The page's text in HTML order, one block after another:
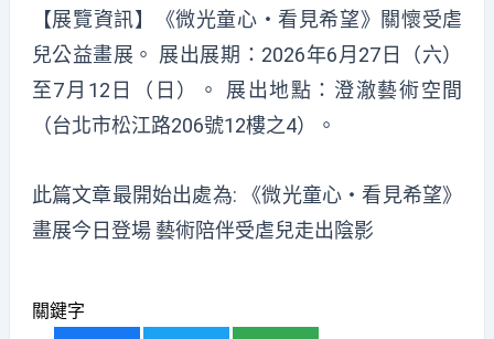
【展覽資訊】《微光童心・看見希望》關懷受虐
兒公益畫展。 展出展期：2026年6月27日（六）
至7月12日（日）。 展出地點：澄澈藝術空間
（台北市松江路206號12樓之4）。
此篇文章最開始出處為:
《微光童心・看見希望》
畫展今日登場 藝術陪伴受虐兒走出陰影
關鍵字